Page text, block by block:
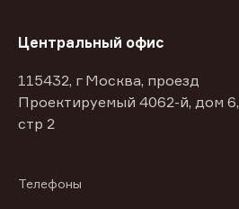
Центральный офис
115432, г Москва, проезд
Проектируемый 4062-й, дом 6,
стр 2
Телефоны